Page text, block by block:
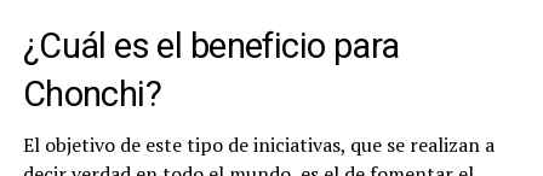
¿Cuál es el beneficio para
Chonchi?
El objetivo de este tipo de iniciativas, que se realizan a